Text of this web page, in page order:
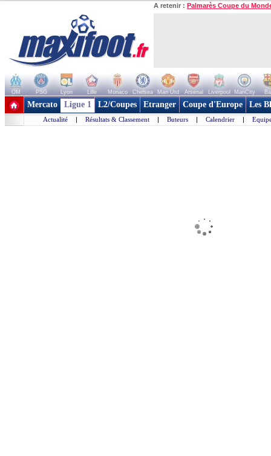
A retenir : Palmarès Coupe du
OM PSG Lyon Lille Monaco Chelsea Man Utd Arsenal Liverpool ManCity
+ de clubs
Mercato Ligue 1 L2/Coupes Etranger Coupe d'Europe Les
Actualité | Résultats & Classement | Buteurs | Calendrier |